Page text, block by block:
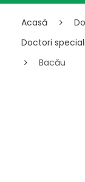
Acasă
Doctori
Bacău